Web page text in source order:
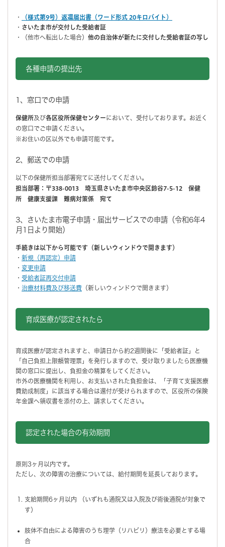
・
（様式第9号）返還届出書（ワード形式 20キロバイト）
・ さいたま市が交付した受給者証
・（他市へ転出した場合） 他の自治体が新たに交付した受給者証の写し
各種申請の提出先
1、窓口での申請
保健所及び各区役所保健センターにおいて、受付しております。お近く
の窓口でご申請ください。
※お住いの区以外でも申請可能です。
2、郵送での申請
以下の保健所担当部署宛てに送付してください。
担当部署：〒338-0013 埼玉県さいたま市中央区鈴谷7-5-12 保健
所 健康支援課 難病対策係 宛て
3、さいたま市電子申請・届出サービスでの申請（令和6年4
月1日より開始）
手続きは以下から可能です（新しいウィンドウで開きます）
・ 新規（再認定）申請
・ 変更申請
・ 受給者証再交付申請
・ 治療材料費及び移送費 （新しいウィンドウで開きます）
育成医療が認定されたら
育成医療が認定されますと、申請日から約2週間後に「受給者証」と
「自己負担上限額管理票」を発行しますので、受け取りましたら医療機
関の窓口に提出し、負担金の精算をしてください。
市外の医療機関を利用し、お支払いされた負担金は、「子育て支援医療
費助成制度」に該当する場合は還付が受けられますので、区役所の保険
年金課へ領収書を添付の上、請求してください。
認定された場合の有効期間
原則3ヶ月以内です。
ただし、次の障害の治療については、給付期間を延長しております。
支給期間6ヶ月以内 （いずれも通院又は入院及び術後通院が対象で
す）
肢体不自由による障害のうち理学（リハビリ）療法を必要とする場
合